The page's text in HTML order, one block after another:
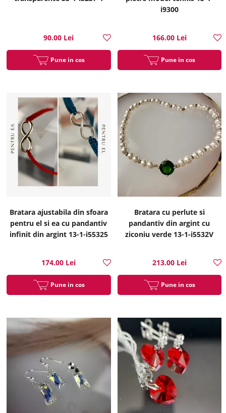
90.00 Lei
Pune in cos
i9300
166.00 Lei
Pune in cos
Bratara ajustabila din sfoara
pentru el si ea cu pandantiv
infinit din argint 13-1-i55325
174.00 Lei
Pune in cos
Bratara cu perlute si
pandantiv din argint cu
ziconiu verde 13-1-i5532V
213.00 Lei
Pune in cos